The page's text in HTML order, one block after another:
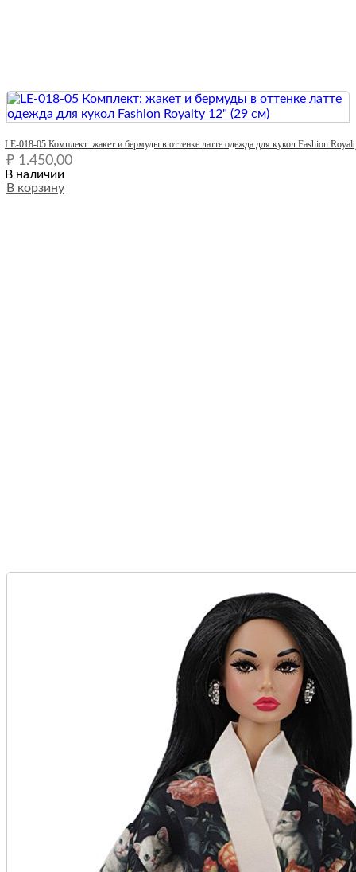
LE-018-05 Комплект: жакет и бермуды в оттенке латте одежда для кукол Fashion
₽ 1.450,00
В наличии
В корзину